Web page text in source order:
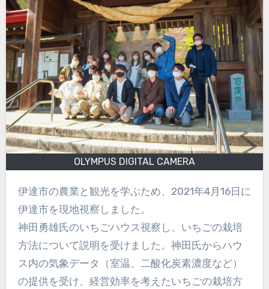
OLYMPUS DIGITAL CAMERA
伊達市の農業と観光を学ぶため、2021年4月16日に
伊達市を現地視察しました。
神田勇雄氏のいちごハウス視察し、いちごの栽培
方法について説明を受けました。神田氏からハウ
ス内の気象データ（室温、二酸化炭素濃度など）
の提供を受け、経営効率を考えたいちごの栽培方